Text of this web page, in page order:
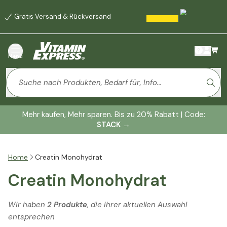
Gratis Versand & Rückversand
Menü
Mehr kaufen, Mehr sparen. Bis zu 20% Rabatt | Code:
STACK →
Home Creatin Monohydrat
Creatin Monohydrat
Wir haben 2 Produkte, die Ihrer aktuellen Auswahl
entsprechen